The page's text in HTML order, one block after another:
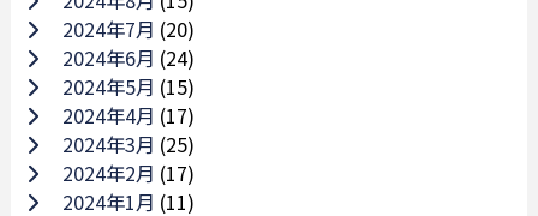
2024年7月 (20)
2024年6月 (24)
2024年5月 (15)
2024年4月 (17)
2024年3月 (25)
2024年2月 (17)
2024年1月 (11)